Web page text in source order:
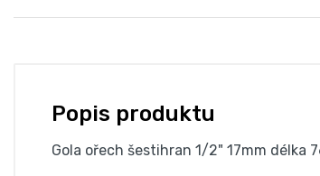
Popis produktu
Gola ořech šestihran 1/2" 17mm délka